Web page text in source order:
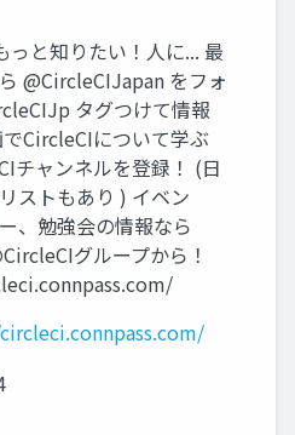
っと知りたい！人に... 最
@CircleCIJapan をフォ
タグつけて情報
CircleCIについて学ぶ
チャンネルを登録！ (日
ストもあり ) イベン
、勉強会の情報なら
グループから！